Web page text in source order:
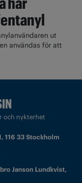
ut
användas för att
och nykterhet
116 33 Stockholm
Janson Lundkvist,